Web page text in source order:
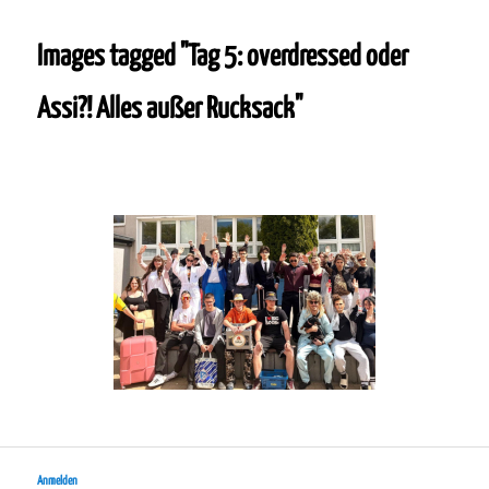
Images tagged "Tag 5: overdressed oder
Assi?! Alles außer Rucksack"
Anmelden